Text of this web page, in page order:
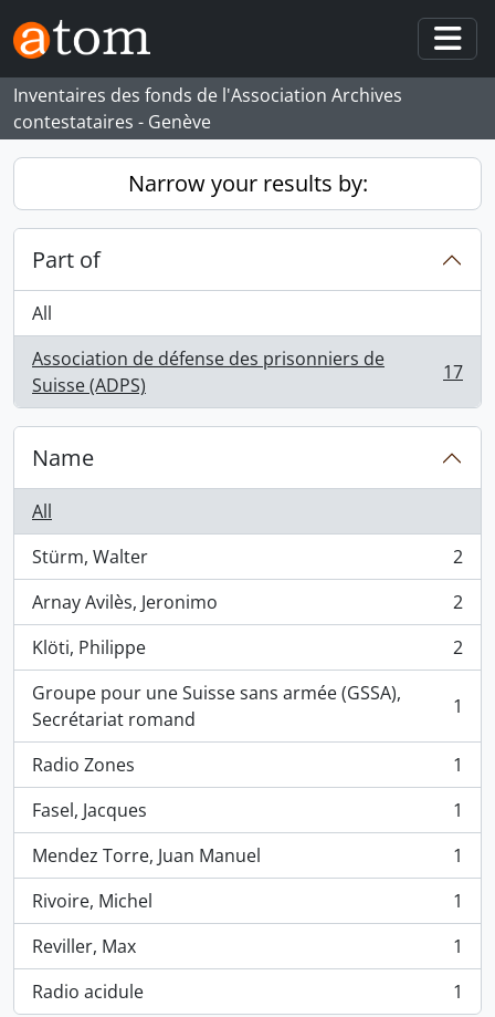
Skip to main content
Inventaires des fonds de l'Association Archives
contestataires - Genève
Narrow your results by:
Part of
All
Association de défense des prisonniers de
Suisse (ADPS)
, 17 results 17
Name
All
Stürm, Walter
, 2 results
2
Arnay Avilès, Jeronimo
, 2 results
2
Klöti, Philippe
, 2 results
2
Groupe pour une Suisse sans armée (GSSA),
Secrétariat romand
, 1 results 1
Radio Zones
, 1 results
1
Fasel, Jacques
, 1 results
1
Mendez Torre, Juan Manuel
, 1 results
1
Rivoire, Michel
, 1 results
1
Reviller, Max
, 1 results
1
Radio acidule
, 1 results 1